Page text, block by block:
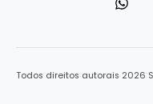
Todos direitos autorais 2026